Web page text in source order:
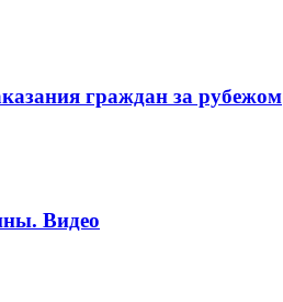
граждан за рубежом
Видео